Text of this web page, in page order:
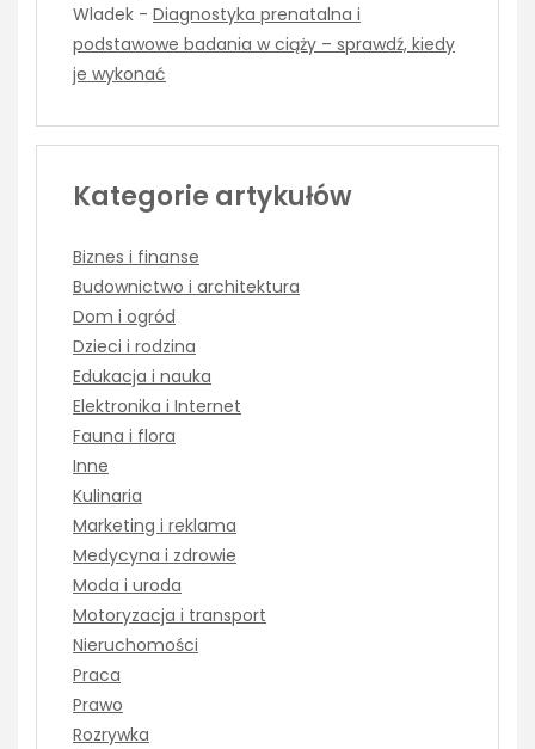
Wladek - Diagnostyka prenatalna i
podstawowe badania w ciąży – sprawdź, kiedy
je wykonać
Kategorie artykułów
Biznes i finanse
Budownictwo i architektura
Dom i ogród
Dzieci i rodzina
Edukacja i nauka
Elektronika i Internet
Fauna i flora
Inne
Kulinaria
Marketing i reklama
Medycyna i zdrowie
Moda i uroda
Motoryzacja i transport
Nieruchomości
Praca
Prawo
Rozrywka